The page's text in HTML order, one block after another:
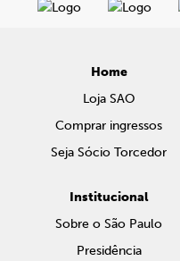
Home
Loja SAO
Comprar ingressos
Seja Sócio Torcedor
Institucional
Sobre o São Paulo
Presidência